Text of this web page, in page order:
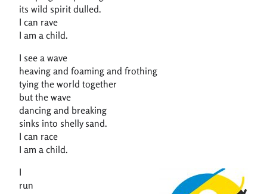
its wild spirit dulled.
I can rave
I am a child.
I see a wave
heaving and foaming and frothing
tying the world together
but the wave
dancing and breaking
sinks into shelly sand.
I can race
I am a child.
I
run